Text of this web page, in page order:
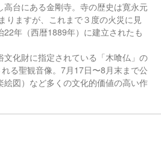
高台にある金剛寺。寺の歴史は寛永元
りますが、これまで３度の火災に見
年（西暦1889年）に建立されたも
化財に指定されている「木喰仏」の
る聖観音像。7月17日〜8月末まで公
絵図）など多くの文化的価値の高い作